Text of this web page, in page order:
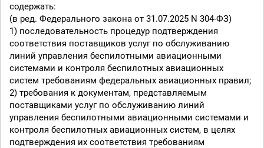
содержать:
(в ред. Федерального закона от 31.07.2025 N 304-ФЗ)
1) последовательность процедур подтверждения
соответствия поставщиков услуг по обслуживанию
линий управления беспилотными авиационными
системами и контроля беспилотных авиационных
систем требованиям федеральных авиационных правил;
2) требования к документам, представляемым
поставщиками услуг по обслуживанию линий
управления беспилотными авиационными системами и
контроля беспилотных авиационных систем, в целях
подтверждения их соответствия требованиям